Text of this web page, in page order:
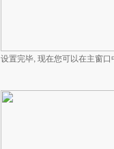
设置完毕, 现在您可以在主窗